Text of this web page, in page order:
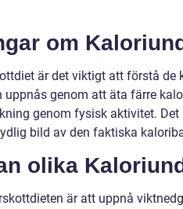
om
är det viktigt att förstå
genom att äta färre
genom fysisk aktivitet.
bild av den faktiska
olika
är att uppnå